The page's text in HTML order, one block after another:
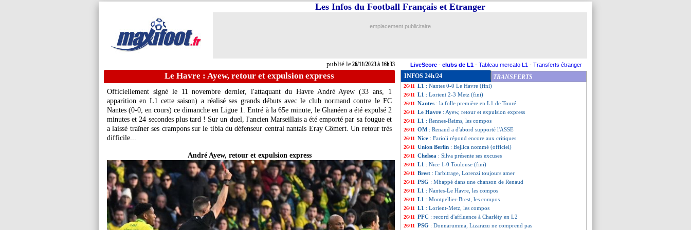
publié le26/11/2023 à 16h33
Les Infos du Football Français et Etranger
emplacement publicitaire
LiveScore - clubs de L1 - Tableau mercato L1 - Transferts étranger
Le Havre : Ayew, retour et expulsion express
Officiellement signé le 11 novembre dernier, l'attaquant du Havre André Ayew (33 ans, 1
apparition en L1 cette saison) a réalisé ses grands débuts avec le club normand contre le FC
Nantes (0-0, en cours) ce dimanche en Ligue 1. Entré à la 65e minute, le Ghanéen a été expulsé 2
minutes et 24 secondes plus tard ! Sur un duel, l'ancien Marseillais a été emporté par sa fougue et
a laissé traîner ses crampons sur le tibia du défenseur central nantais Eray Cömert. Un retour très
difficile...
André Ayew, retour et expulsion express
INFOS 24h/24 TRANSFERTS
26/11 Reims: Abdelhamid dégoûté par la reprise
26/11 Troyes
26/11 Ang.: Tottenham renversé par Aston Villa
26/11 L1: Montpellier 1-3 Brest (fini)
26/11 L1 : Nantes 0-0 Le Havre (fini)
26/11 L1 : Lorient 2-3 Metz (fini)
26/11 Nantes : la folle première en L1 de Touré
26/11 Le Havre : Ayew, retour et expulsion express
26/11 L1 : Rennes-Reims, les compos
26/11 OM : Renaud a d'abord supporté l'ASSE
26/11 Nice : Farioli répond encore aux critiques
26/11 Union Berlin : Bejlica nommé (officiel)
26/11 Chelsea : Silva présente ses excuses
26/11 L1 : Nice 1-0 Toulouse (fini)
26/11 Brest : l'arbitrage, Lorenzi toujours amer
26/11 PSG : Mbappé dans une chanson de Renaud
26/11 L1 : Nantes-Le Havre, les compos
26/11 L1 : Montpellier-Brest, les compos
26/11 L1 : Lorient-Metz, les compos
26/11 PFC : record d'affluence à Charléty en L2
26/11 PSG : Donnarumma, Lizarazu ne comprend pas